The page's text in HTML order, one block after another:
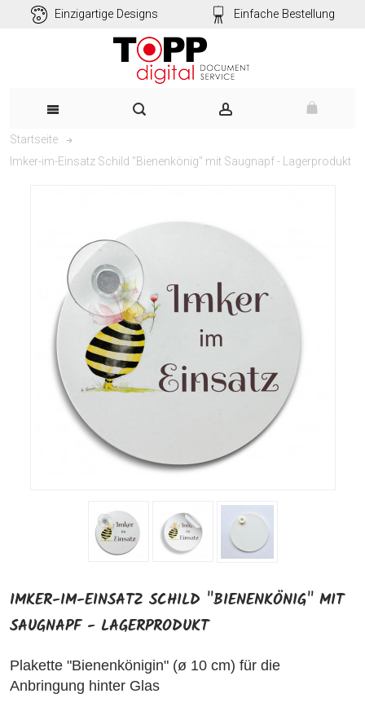
Einzigartige Designs Einfache Bestellung
Startseite
Imker-im-Einsatz Schild "Bienenkönig" mit Saugnapf - Lagerprodukt
IMKER-IM-EINSATZ SCHILD "BIENENKÖNIG" MIT
SAUGNAPF - LAGERPRODUKT
Plakette "Bienenkönigin" (ø 10 cm) für die
Anbringung hinter Glas